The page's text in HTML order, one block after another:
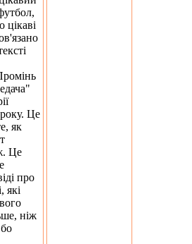
цікаві
Це
як
Це
про
які
ніж